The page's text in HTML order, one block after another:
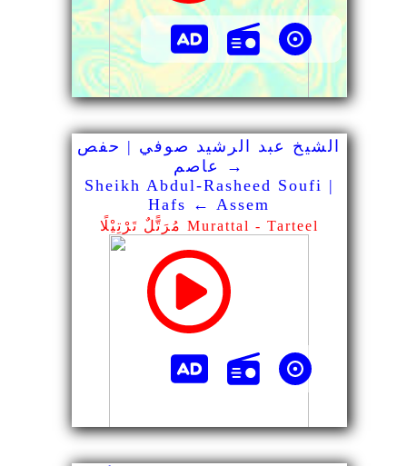
الشيخ عبد الرشيد صوفي | حفص
→ عاصم
Sheikh Abdul-Rasheed Soufi |
Hafs ← Assem
مُرَتًّلٌ تَرْتِيْلًا Murattal - Tarteel